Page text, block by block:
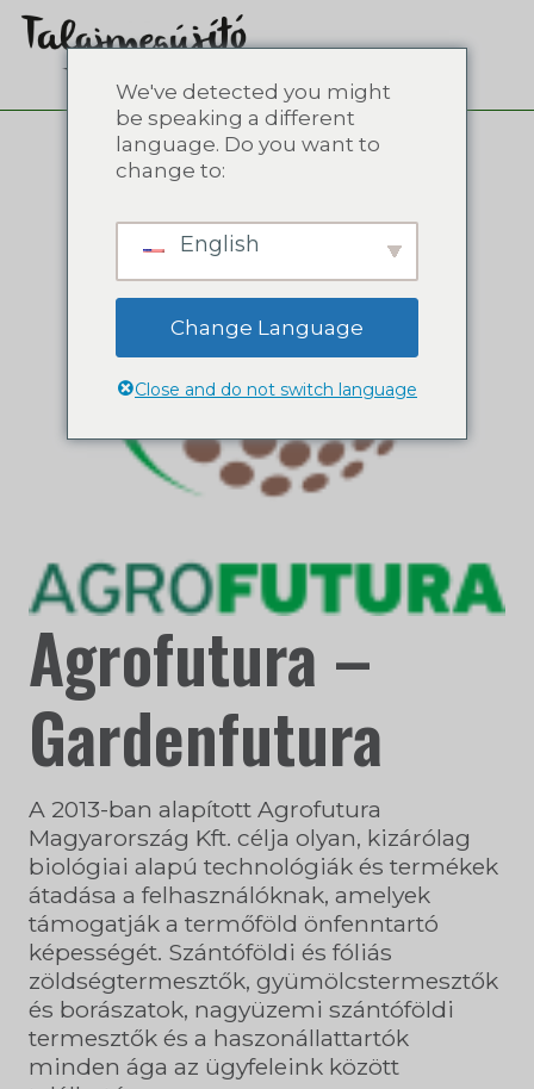
Agrofutura –
Gardenfutura
A 2013-ban alapított Agrofutura
Magyarország Kft. célja olyan, kizárólag
biológiai alapú technológiák és termékek
átadása a felhasználóknak, amelyek
támogatják a termőföld önfenntartó
képességét. Szántóföldi és fóliás
zöldségtermesztők, gyümölcstermesztők
és borászatok, nagyüzemi szántóföldi
termesztők és a haszonállattartók
minden ága az ügyfeleink között
We've detected you might
be speaking a different
language. Do you want to
change to:
English
Change Language
Close and do not switch language